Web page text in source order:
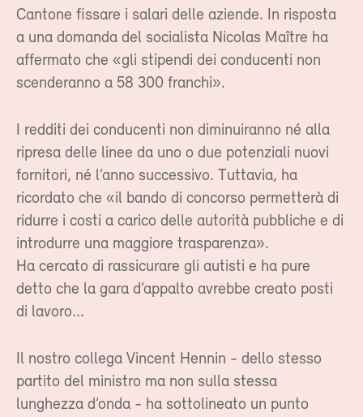
Cantone fissare i salari delle aziende. In risposta
a una domanda del socialista Nicolas Maître ha
affermato che «gli stipendi dei conducenti non
scenderanno a 58 300 franchi».
I redditi dei conducenti non diminuiranno né alla
ripresa delle linee da uno o due potenziali nuovi
fornitori, né l’anno successivo. Tuttavia, ha
ricordato che «il bando di concorso permetterà di
ridurre i costi a carico delle autorità pubbliche e di
introdurre una maggiore trasparenza».
Ha cercato di rassicurare gli autisti e ha pure
detto che la gara d’appalto avrebbe creato posti
di lavoro...
Il nostro collega Vincent Hennin - dello stesso
partito del ministro ma non sulla stessa
lunghezza d’onda - ha sottolineato un punto